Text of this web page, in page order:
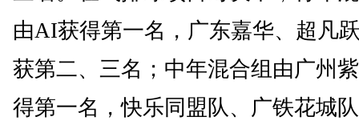
由AI获得第一名，广东嘉华、超凡
获第二、三名；中年混合组由广州
得第一名，快乐同盟队、广铁花城